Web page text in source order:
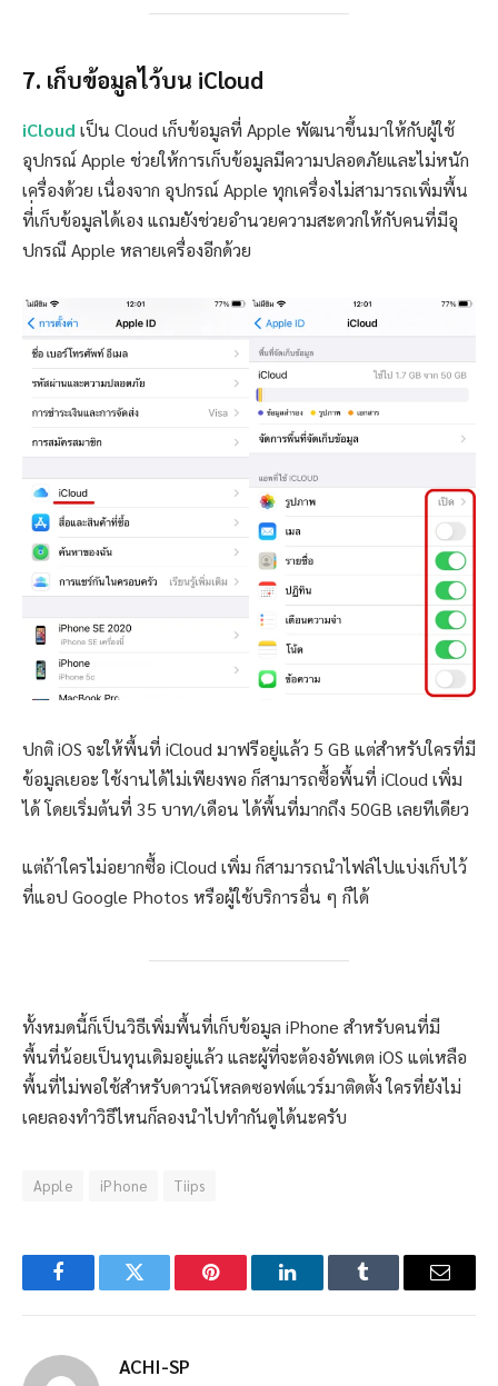
7. เก็บข้อมูลไว้บน iCloud
iCloud เป็น Cloud เก็บข้อมูลที่ Apple พัฒนาขึ้นมาให้กับผู้ใช้
อุปกรณ์ Apple ช่วยให้การเก็บข้อมูลมีความปลอดภัยและไม่หนัก
เครื่องด้วย เนื่องจาก อุปกรณ์ Apple ทุกเครื่องไม่สามารถเพิ่มพื้น
ที่่เก็บข้อมูลได้เอง แถมยังช่วยอำนวยความสะดวกให้กับคนที่มีอุ
ปกรณื Apple หลายเครื่องอีกด้วย
ปกติ iOS จะให้พื้นที่ iCloud มาฟรีอยู่แล้ว 5 GB แต่สำหรับใครที่มี
ข้อมูลเยอะ ใช้งานได้ไม่เพียงพอ ก็สามารถซื้อพื้นที่ iCloud เพิ่ม
ได้ โดยเริ่มต้นที่ 35 บาท/เดือน ได้พื้นที่มากถึง 50GB เลยทีเดียว
แต่ถ้าใครไม่อยากซื้อ iCloud เพิ่ม ก็สามารถนำไฟล์ไปแบ่งเก็บไว้
ที่แอป Google Photos หรือผู้ใช้บริการอื่น ๆ ก็ได้
ทั้งหมดนี้ก็เป็นวิธีเพิ่มพื้นที่เก็บข้อมูล iPhone สำหรับคนที่มี
พื้นที่น้อยเป็นทุนเดิมอยู่แล้ว และผู้ที่จะต้องอัพเดต iOS แต่เหลือ
พื้นที่ไม่พอใช้สำหรับดาวน์โหลดซอฟต์แวร์มาติดตั้ง ใครที่ยังไม่
เคยลองทำวิธีไหนก็ลองนำไปทำกันดูได้นะครับ
Apple iPhone Tiips
FacebookTwitter Pinterest LinkedInTumblr Email
ACHI-SP